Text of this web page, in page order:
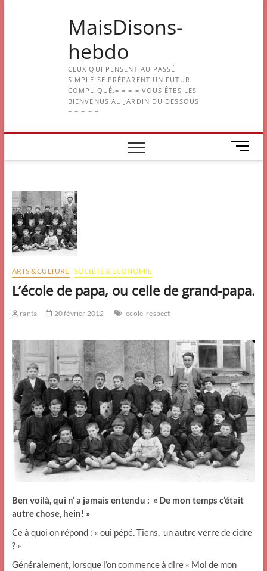
MaisDisons-
hebdo
CEUX QUI PENSENT AU PASSÉ
SIMPLE SE PRÉPARENT UN FUTUR
COMPLIQUÉ.= = = = VOUS ÊTES LES
BIENVENUS AU JARDIN DU DESSOUS
= = = = =
M
e
ARTS & CULTURE SOCIÉTÉ & ECONOMIE
L’école de papa, ou celle de grand-papa.
ranta 20 février 2012 ecole respect
Ben voilà, qui n’ a jamais entendu : « De mon temps c’était
autre chose, hein! »
Ce à quoi on répond : « oui pépé. Tiens, un autre verre de cidre
? »
Généralement, lorsque l’on commence à dire « Moi de mon